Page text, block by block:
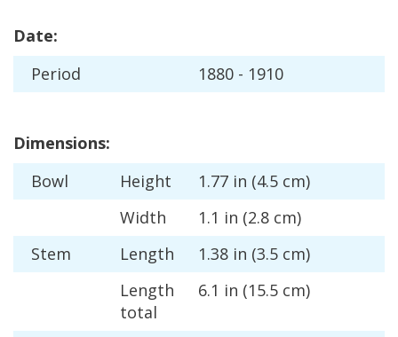
Date:
Period
1880 - 1910
Dimensions:
Bowl
Height 1.77 in (4.5 cm)
Width
1.1 in (2.8 cm)
Stem
Length 1.38 in (3.5 cm)
Length
total
6.1 in (15.5 cm)